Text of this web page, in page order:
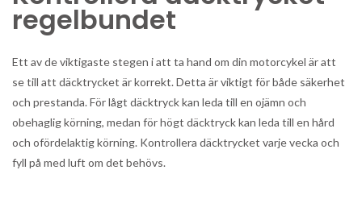
regelbundet
Ett av de viktigaste stegen i att ta hand om din motorcykel är att
se till att däcktrycket är korrekt. Detta är viktigt för både säkerhet
och prestanda. För lågt däcktryck kan leda till en ojämn och
obehaglig körning, medan för högt däcktryck kan leda till en hård
och ofördelaktig körning. Kontrollera däcktrycket varje vecka och
fyll på med luft om det behövs.